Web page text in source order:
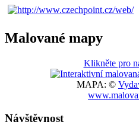
Malované mapy
Klikněte pro
MAPA: ©
Návštěvnost